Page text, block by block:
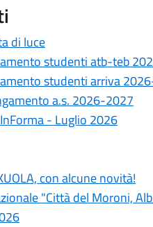
di luce
studenti atb-teb
studenti arriva
a.s. 2026-2027
- Luglio 2026
con alcune novità!
"Città del Moroni,